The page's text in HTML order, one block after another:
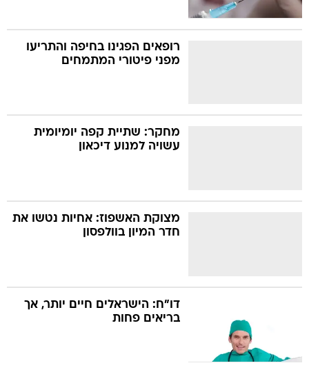
רופאים הפגינו בחיפה והתריעו
מפני פיטורי המתמחים
מחקר: שתיית קפה יומיומית
עשויה למנוע דיכאון
מצוקת האשפוז: אחיות נטשו את
חדר המיון בוולפסון
דו"ח: הישראלים חיים יותר, אך
בריאים פחות